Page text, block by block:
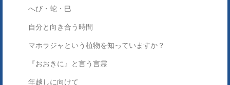
へび・蛇・巳
自分と向き合う時間
マホラジャという植物を知っていますか？
『おおきに』と言う言霊
年越しに向けて